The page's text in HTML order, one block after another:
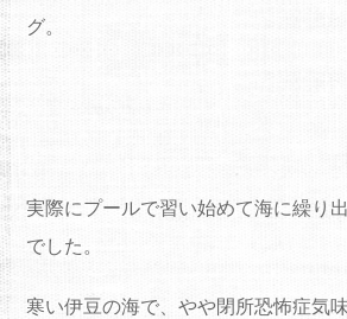
グ。
実際にプールで習い始めて海に繰り
でした。
寒い伊豆の海で、やや閉所恐怖症気